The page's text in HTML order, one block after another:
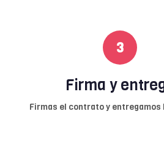
3
Firma y
Firmas el contrato y entregamos